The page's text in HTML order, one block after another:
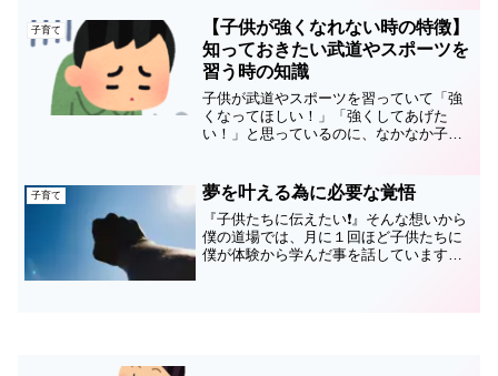
習う・辞めるに関しても「あなたの事な
んだからあなたが決めて良...
子育て
【子供が強くなれない時の特徴】
知っておきたい武道やスポーツを
習う時の知識
子供が武道やスポーツを習っていて「強
くなってほしい！」「強くしてあげた
い！」と思っているのに、なかなか子供
ない状態にしてしまっている親御さんを
これまで何度も見てきたからこそ伝えた
い内容です。
子育て 夢を叶える為に必要な覚悟
『子供たちに伝えたい❗』そんな想いから
僕の道場では、月に１回ほど子供たちに
僕が体験から学んだ事を話しています。